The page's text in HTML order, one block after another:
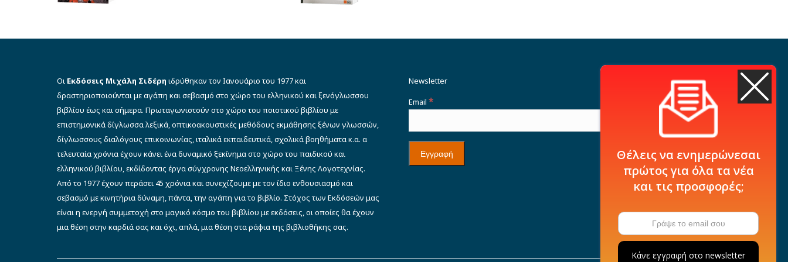
Οι Εκδόσεις Μιχάλη Σιδέρη ιδρύθηκαν τον Ιανουάριο του 1977 και
δραστηριοποιούνται με αγάπη και σεβασμό στο χώρο του ελληνικού και ξενόγλωσσου
βιβλίου έως και σήμερα. Πρωταγωνιστούν στο χώρο του ποιοτικού βιβλίου με
επιστημονικά δίγλωσσα λεξικά, οπτικοακουστικές μεθόδους εκμάθησης ξένων γλωσσών,
δίγλωσσους διαλόγους επικοινωνίας, ιταλικά εκπαιδευτικά, σχολικά βοηθήματα κ.α. α
τελευταία χρόνια έχουν κάνει ένα δυναμικό ξεκίνημα στο χώρο του παιδικού και
ελληνικού βιβλίου, εκδίδοντας έργα σύγχρονης Νεοελληνικής και Ξένης Λογοτεχνίας.
Από το 1977 έχουν περάσει 45 χρόνια και συνεχίζουμε με τον ίδιο ενθουσιασμό και
σεβασμό με κινητήρια δύναμη, πάντα, την αγάπη για το βιβλίο. Στόχος των Εκδόσεών μας
είναι η ενεργή συμμετοχή στο μαγικό κόσμο του βιβλίου με εκδόσεις, οι οποίες θα έχουν
μια θέση στην καρδιά σας και όχι, απλά, μια θέση στα ράφια της βιβλιοθήκης σας.
Newsletter
Email *
Θέλεις να ενημερώνεσαι
πρώτος για όλα τα νέα
και τις προσφορές;
Κάνε εγγραφή στο newsletter